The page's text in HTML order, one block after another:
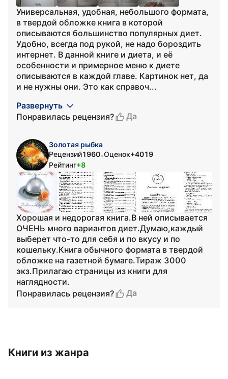
Универсальная, удобная, небольшого формата,
в твердой обложке книга в которой
описываются большинство популярных диет.
Удобно, всегда под рукой, не надо бороздить
интернет. В данной книге и диета, и её
особенности и примерное меню к диете
описываются в каждой главе. Картинок нет, да
и не нужны они. Это как справоч...
Развернуть
Понравилась рецензия?
Да
Золотая рыбка
Рецензий1960•Оценок+4019
Рейтинг+8
Хорошая и недорогая книга.В ней описывается
ОЧЕНЬ много вариантов диет.Думаю,каждый
выберет что-то для себя и по вкусу и по
кошельку.Книга обычного формата в твердой
обложке на газетной бумаге.Тираж 3000
экз.Прилагаю страницы из книги для
наглядности.
Понравилась рецензия?
Да
Книги из жанра